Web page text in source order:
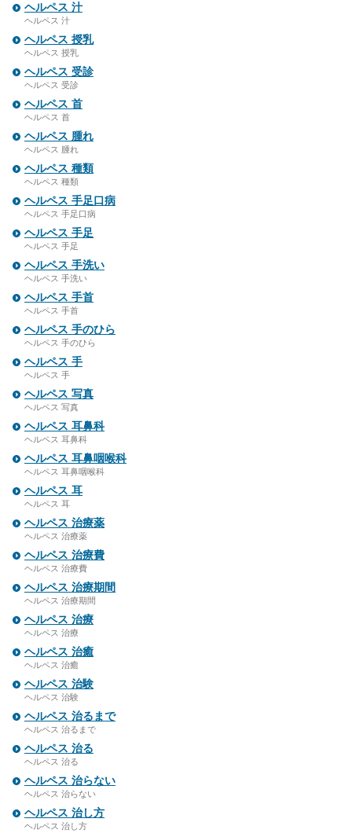
ヘルペス 汁
ヘルペス 汁
ヘルペス 授乳
ヘルペス 授乳
ヘルペス 受診
ヘルペス 受診
ヘルペス 首
ヘルペス 首
ヘルペス 腫れ
ヘルペス 腫れ
ヘルペス 種類
ヘルペス 種類
ヘルペス 手足口病
ヘルペス 手足口病
ヘルペス 手足
ヘルペス 手足
ヘルペス 手洗い
ヘルペス 手洗い
ヘルペス 手首
ヘルペス 手首
ヘルペス 手のひら
ヘルペス 手のひら
ヘルペス 手
ヘルペス 手
ヘルペス 写真
ヘルペス 写真
ヘルペス 耳鼻科
ヘルペス 耳鼻科
ヘルペス 耳鼻咽喉科
ヘルペス 耳鼻咽喉科
ヘルペス 耳
ヘルペス 耳
ヘルペス 治療薬
ヘルペス 治療薬
ヘルペス 治療費
ヘルペス 治療費
ヘルペス 治療期間
ヘルペス 治療期間
ヘルペス 治療
ヘルペス 治療
ヘルペス 治癒
ヘルペス 治癒
ヘルペス 治験
ヘルペス 治験
ヘルペス 治るまで
ヘルペス 治るまで
ヘルペス 治る
ヘルペス 治る
ヘルペス 治らない
ヘルペス 治らない
ヘルペス 治し方
ヘルペス 治し方